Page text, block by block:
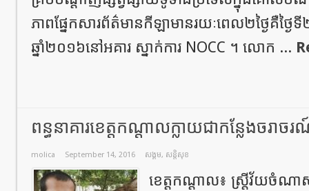
ភាពផ្នែកសារព័ត៌មានកីឡាមានរយៈពេល២ថ្ងៃគឺថ្ងៃ
ឆ្នាំ២០១៦នៅអគារ ស្នាក់ការ NOCC ។ លោក ...
ពន្ធនាគារខេត្តកណ្តាលក្លាយជាកន្លែងចរា
molica September 14, 2016 សង្គម, សន្តិសុខ
ខេត្តកណ្តាល៖ ស្ត្រីវ័យចំណា